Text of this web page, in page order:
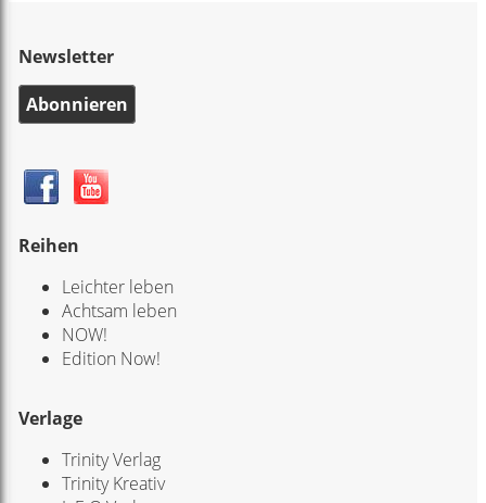
Newsletter
Abonnieren
Reihen
Leichter leben
Achtsam leben
NOW!
Edition Now!
Verlage
Trinity Verlag
Trinity Kreativ